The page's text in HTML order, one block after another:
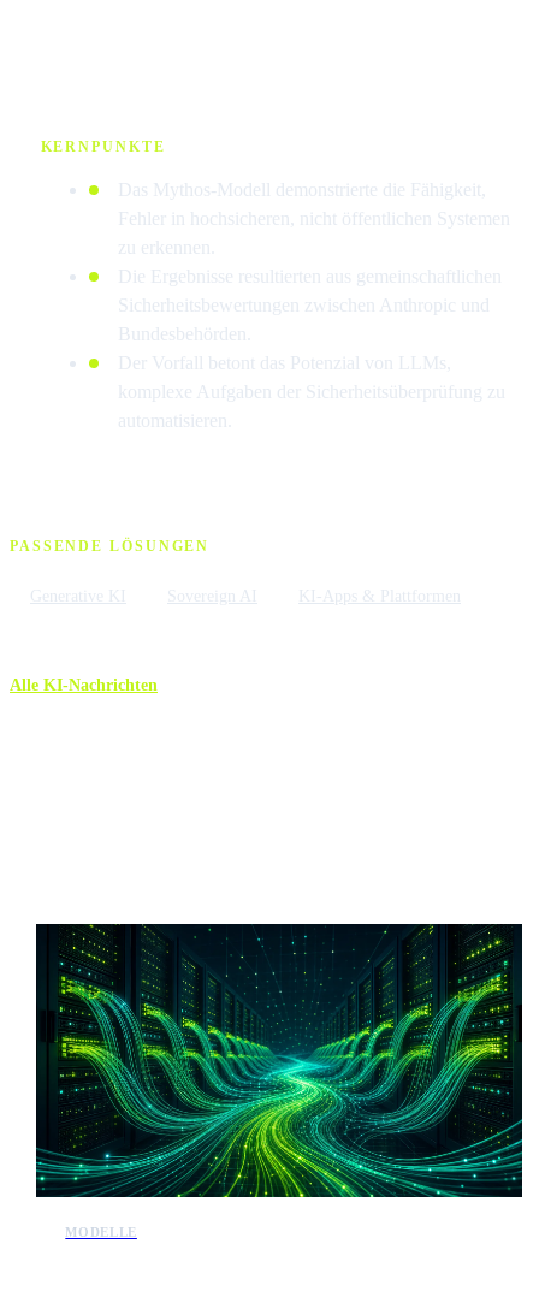
KERNPUNKTE
Das Mythos-Modell demonstrierte die Fähigkeit,
Fehler in hochsicheren, nicht öffentlichen Systemen
zu erkennen.
Die Ergebnisse resultierten aus gemeinschaftlichen
Sicherheitsbewertungen zwischen Anthropic und
Bundesbehörden.
Der Vorfall betont das Potenzial von LLMs,
komplexe Aufgaben der Sicherheitsüberprüfung zu
automatisieren.
PASSENDE LÖSUNGEN
Generative KI Sovereign AI KI-Apps & Plattformen
Alle KI-Nachrichten
MODELLE